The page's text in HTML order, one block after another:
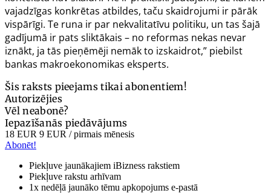
vajadzīgas konkrētas atbildes, taču skaidrojumi ir pārāk
vispārīgi. Te runa ir par nekvalitatīvu politiku, un tas šajā
gadījumā ir pats sliktākais – no reformas nekas nevar
iznākt, ja tās pieņēmēji nemāk to izskaidrot,” piebilst
bankas makroekonomikas eksperts.
Šis raksts pieejams tikai abonentiem!
Autorizējies
Vēl neabonē?
Iepazīšanās piedāvājums
18 EUR 9 EUR / pirmais mēnesis
Abonēt!
Piekļuve jaunākajiem iBizness rakstiem
Piekļuve rakstu arhīvam
1x nedēļā jaunāko tēmu apkopojums e-pastā